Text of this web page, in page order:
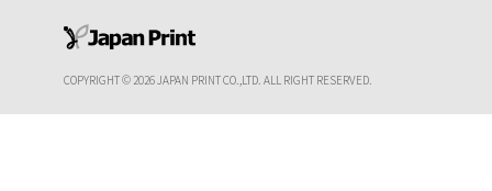
COPYRIGHT © 2026 JAPAN PRINT CO.,LTD. ALL RIGHT RESERVED.